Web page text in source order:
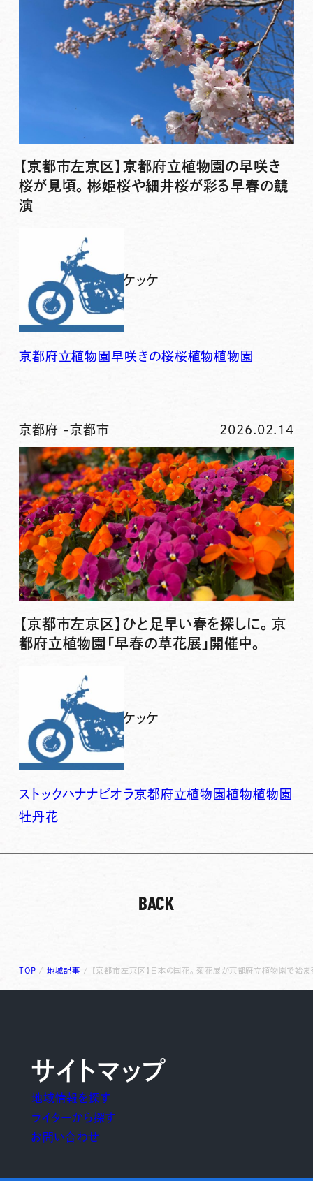
【京都市左京区】京都府立植物園の早咲き
桜が見頃。彬姫桜や細井桜が彩る早春の競
演
ケッケ
京都府立植物園早咲きの桜桜植物植物園
京都府 -京都市 2026.02.14
【京都市左京区】ひと足早い春を探しに。京
都府立植物園「早春の草花展」開催中。
ケッケ
ストックハナナ ビオラ京都府立植物園植物植物園
牡丹花
BACK
TOP /地域記事 / 【京都市左京区】日本の国花。菊花展が京都府立植物園で始ま
サイトマップ
地域情報を探す
ライターから探す
お問い合わせ